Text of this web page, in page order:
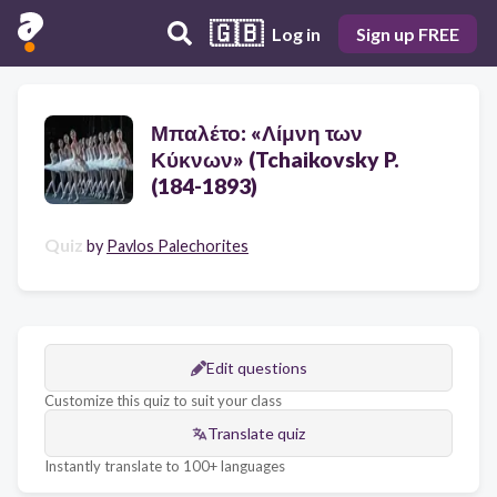
🇬🇧 Log in Sign up FREE
Μπαλέτο: «Λίμνη των
Κύκνων» (Tchaikovsky P.
(184-1893)
Quiz by Pavlos Palechorites
Edit questions
Customize this quiz to suit your class
Translate quiz
Instantly translate to 100+ languages